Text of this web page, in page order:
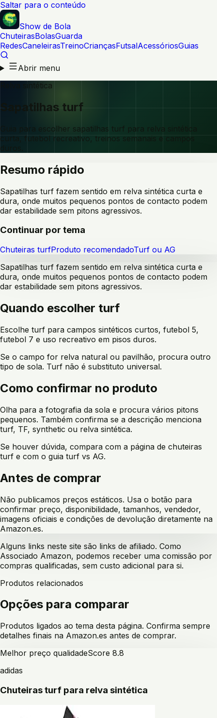
Saltar para o conteúdo
Show de Bola
ChuteirasBolasGuarda
RedesCaneleirasTreinoCriançasFutsalAcessóriosGuias
Abrir menu
Relva sintética
Sapatilhas turf
Guia para escolher sapatilhas turf para relva sintética
curta, futebol recreativo, treinos semanais e campos
Resumo rápido
Sapatilhas turf fazem sentido em relva sintética curta e
dura, onde muitos pequenos pontos de contacto podem
dar estabilidade sem pitons agressivos.
Continuar por tema
Chuteiras turfProduto recomendadoTurf ou AG
Sapatilhas turf fazem sentido em relva sintética curta e
dura, onde muitos pequenos pontos de contacto podem
dar estabilidade sem pitons agressivos.
Quando escolher turf
Escolhe turf para campos sintéticos curtos, futebol 5,
futebol 7 e uso recreativo em pisos duros.
Se o campo for relva natural ou pavilhão, procura outro
tipo de sola. Turf não é substituto universal.
Como confirmar no produto
Olha para a fotografia da sola e procura vários pitons
pequenos. Também confirma se a descrição menciona
turf, TF, synthetic ou relva sintética.
Se houver dúvida, compara com a página de chuteiras
turf e com o guia turf vs AG.
Antes de comprar
Não publicamos preços estáticos. Usa o botão para
confirmar preço, disponibilidade, tamanhos, vendedor,
imagens oficiais e condições de devolução diretamente na
Amazon.es.
Alguns links neste site são links de afiliado. Como
Associado Amazon, podemos receber uma comissão por
compras qualificadas, sem custo adicional para si.
Produtos relacionados
Opções para comparar
Produtos ligados ao tema desta página. Confirma sempre
detalhes finais na Amazon.es antes de comprar.
Melhor preço qualidadeScore 8.8
adidas
Chuteiras turf para relva sintética